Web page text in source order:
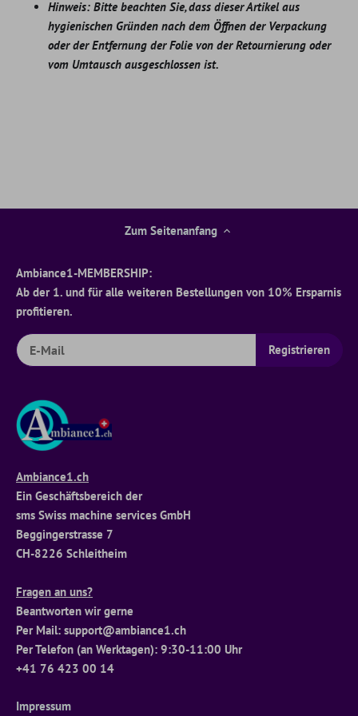
Hinweis: Bitte beachten Sie, dass dieser Artikel aus
hygienischen Gründen nach dem Öffnen der Verpackung
oder der Entfernung der Folie von der Retournierung oder
vom Umtausch ausgeschlossen ist.
Zum Seitenanfang
Ambiance1-MEMBERSHIP:
Ab der 1. und für alle weiteren Bestellungen von 10% Ersparnis
profitieren.
Ambiance1.ch
Ein Geschäftsbereich der
sms Swiss machine services GmbH
Beggingerstrasse 7
CH-8226 Schleitheim
Fragen an uns?
Beantworten wir gerne
Per Mail: support@ambiance1.ch
Per Telefon (an Werktagen): 9:30-11:00 Uhr
+41 76 423 00 14
Impressum